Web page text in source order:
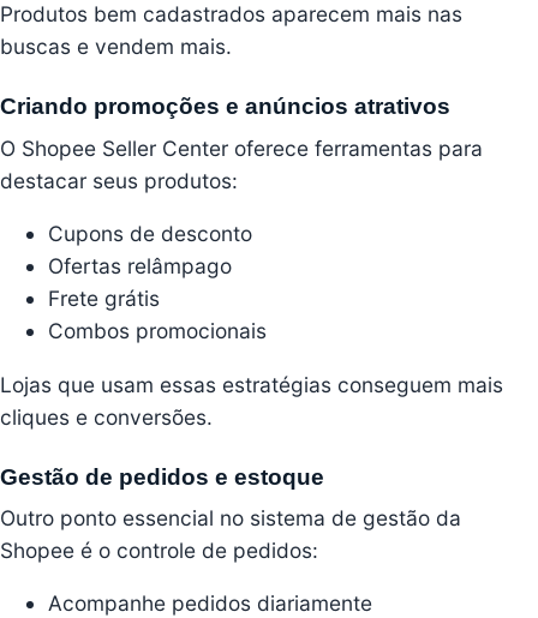
Produtos bem cadastrados aparecem mais nas
buscas e vendem mais.
Criando promoções e anúncios atrativos
O Shopee Seller Center oferece ferramentas para
destacar seus produtos:
Cupons de desconto
Ofertas relâmpago
Frete grátis
Combos promocionais
Lojas que usam essas estratégias conseguem mais
cliques e conversões.
Gestão de pedidos e estoque
Outro ponto essencial no sistema de gestão da
Shopee é o controle de pedidos:
Acompanhe pedidos diariamente